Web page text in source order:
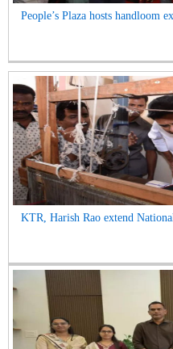
People’s Plaza hosts handloom
KTR, Harish Rao extend